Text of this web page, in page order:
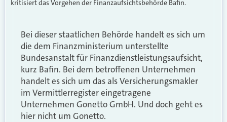
kritisiert das Vorgehen der Finanzaufsichtsbehörde Bafin.
Bei dieser staatlichen Behörde handelt es sich um
die dem Finanzministerium unterstellte
Bundesanstalt für Finanzdienstleistungsaufsicht,
kurz Bafin. Bei dem betroffenen Unternehmen
handelt es sich um das als Versicherungsmakler
im Vermittlerregister eingetragene
Unternehmen Gonetto GmbH. Und doch geht es
hier nicht um Gonetto.